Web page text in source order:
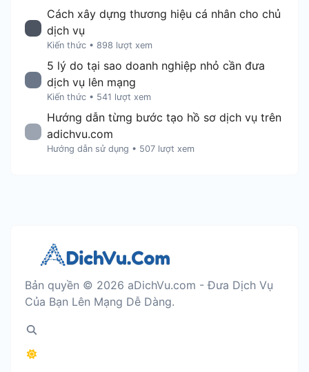
Cách xây dựng thương hiệu cá nhân cho chủ
dịch vụ
Kiến thức • 898 lượt xem
5 lý do tại sao doanh nghiệp nhỏ cần đưa
dịch vụ lên mạng
Kiến thức • 541 lượt xem
Hướng dẫn từng bước tạo hồ sơ dịch vụ trên
adichvu.com
Hướng dẫn sử dụng • 507 lượt xem
Bản quyền © 2026 aDichVu.com - Đưa Dịch Vụ
Của Bạn Lên Mạng Dễ Dàng.